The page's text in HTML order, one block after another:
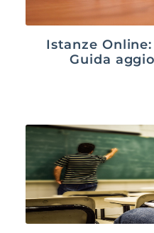
Istanze
Guida